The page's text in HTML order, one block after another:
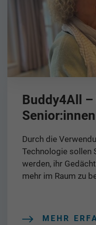
Buddy4All
Senior:innen
Durch die
Technologie sollen
werden, ihr
mehr im Raum zu
MEHR